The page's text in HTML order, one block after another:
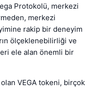
Protokolü, merkezi
merkezi
rakip bir deneyim
ölçeklenebilirliği ve
ele alan önemli bir
VEGA tokeni, birçok